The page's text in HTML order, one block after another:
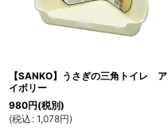
【SANKO】うさぎの三角トイレ ア
イボリー
980円(税別)
(税込 : 1,078円)